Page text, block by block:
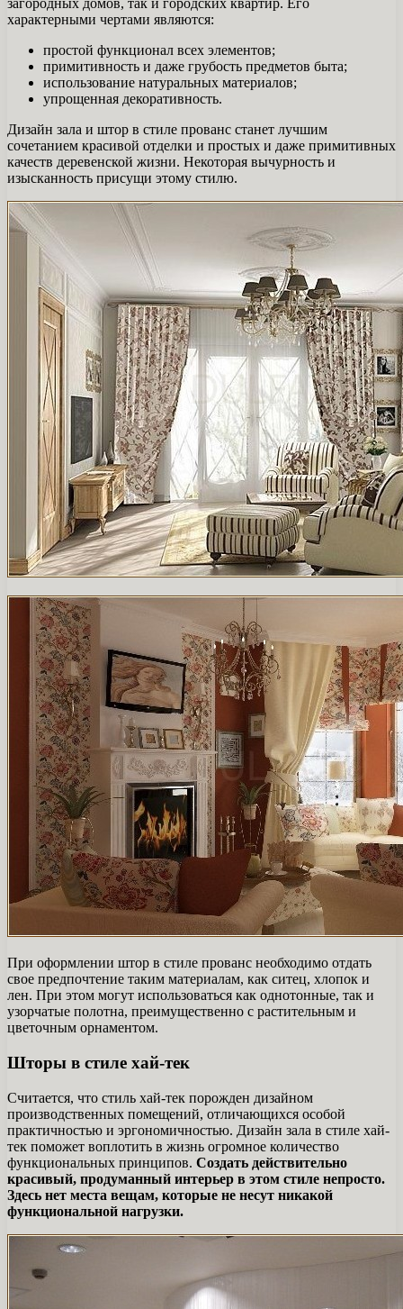
загородных домов, так и городских квартир. Его
характерными чертами являются:
простой функционал всех элементов;
примитивность и даже грубость предметов быта;
использование натуральных материалов;
упрощенная декоративность.
Дизайн зала и штор в стиле прованс станет лучшим
сочетанием красивой отделки и простых и даже примитивных
качеств деревенской жизни. Некоторая вычурность и
изысканность присущи этому стилю.
При оформлении штор в стиле прованс необходимо отдать
свое предпочтение таким материалам, как ситец, хлопок и
лен. При этом могут использоваться как однотонные, так и
узорчатые полотна, преимущественно с растительным и
цветочным орнаментом.
Шторы в стиле хай-тек
Считается, что стиль хай-тек порожден дизайном
производственных помещений, отличающихся особой
практичностью и эргономичностью. Дизайн зала в стиле хай-
тек поможет воплотить в жизнь огромное количество
функциональных принципов. Создать действительно
красивый, продуманный интерьер в этом стиле непросто.
Здесь нет места вещам, которые не несут никакой
функциональной нагрузки.